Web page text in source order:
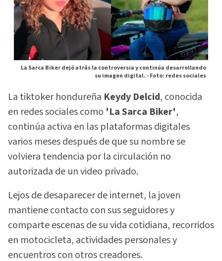
La Sarca Biker dejó atrás la controversia y continúa desarrollando
su imagen digital. -Foto: redes sociales
La tiktoker hondureña Keydy Delcid, conocida
en redes sociales como 'La Sarca Biker',
continúa activa en las plataformas digitales
varios meses después de que su nombre se
volviera tendencia por la circulación no
autorizada de un video privado.
Lejos de desaparecer de internet, la joven
mantiene contacto con sus seguidores y
comparte escenas de su vida cotidiana, recorridos
en motocicleta, actividades personales y
encuentros con otros creadores.